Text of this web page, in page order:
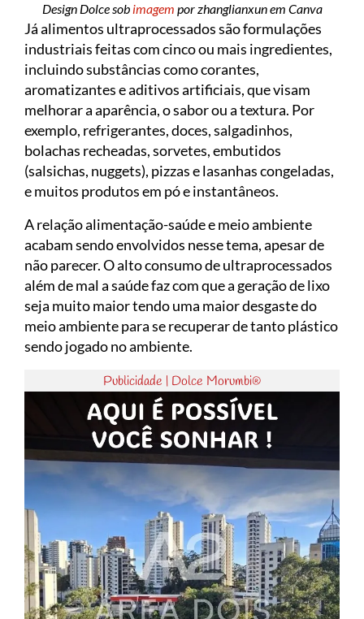
Design Dolce sob imagem por zhanglianxun em Canva
Já alimentos ultraprocessados são formulações
industriais feitas com cinco ou mais ingredientes,
incluindo substâncias como corantes,
aromatizantes e aditivos artificiais, que visam
melhorar a aparência, o sabor ou a textura. Por
exemplo, refrigerantes, doces, salgadinhos,
bolachas recheadas, sorvetes, embutidos
(salsichas, nuggets), pizzas e lasanhas congeladas,
e muitos produtos em pó e instantâneos.
A relação alimentação-saúde e meio ambiente
acabam sendo envolvidos nesse tema, apesar de
não parecer. O alto consumo de ultraprocessados
além de mal a saúde faz com que a geração de lixo
seja muito maior tendo uma maior desgaste do
meio ambiente para se recuperar de tanto plástico
sendo jogado no ambiente.
Publicidade | Dolce Morumbi®